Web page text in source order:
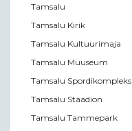
Tamsalu
Tamsalu Kirik
Tamsalu Kultuurimaja
Tamsalu Muuseum
Tamsalu Spordikompleks
Tamsalu Staadion
Tamsalu Tammepark